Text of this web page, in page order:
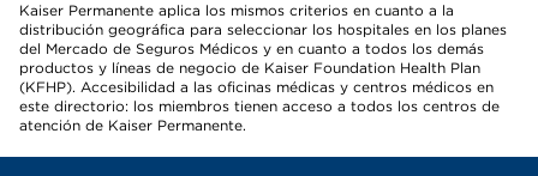
Kaiser Permanente aplica los mismos criterios en cuanto a la
distribución geográfica para seleccionar los hospitales en los planes
del Mercado de Seguros Médicos y en cuanto a todos los demás
productos y líneas de negocio de Kaiser Foundation Health Plan
(KFHP). Accesibilidad a las oficinas médicas y centros médicos en
este directorio: los miembros tienen acceso a todos los centros de
atención de Kaiser Permanente.